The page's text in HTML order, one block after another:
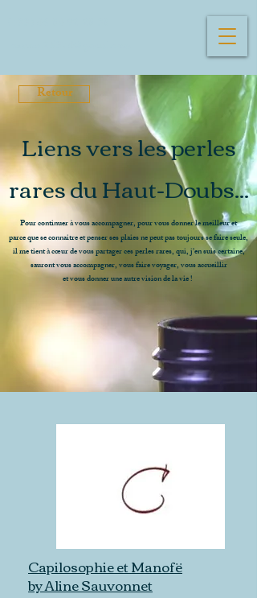
Retour
Liens vers les perles
rares du Haut-Doubs...
Pour continuer à vous accompagner, pour vous donner le meilleur et
parce que se connaitre et penser ses plaies ne peut pas toujours se faire seule,
il me tient à cœur de vous partager ces perles rares, qui, j'en suis certaine,
sauront vous accompagner, vous faire voyager, vous accueillir
et vous donner une autre vision de la vie!
Capilosophie et Manofë
by Aline Sauvonnet